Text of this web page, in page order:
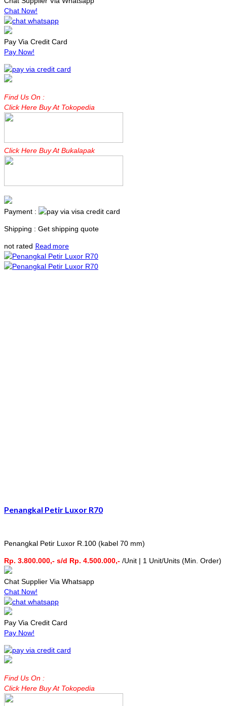
Chat Now!
Pay Via Credit Card
Pay Now!
Find Us On :
Click Here Buy At Tokopedia
Click Here Buy At Bukalapak
Payment :
Shipping : Get shipping quote
not rated Read more
Penangkal Petir Luxor R70
Penangkal Petir Luxor R.100 (kabel 70 mm)
Rp. 3.800.000,- s/d Rp. 4.500.000,- /Unit | 1 Unit/Units (Min. Order)
Chat Supplier Via Whatsapp
Chat Now!
Pay Via Credit Card
Pay Now!
Find Us On :
Click Here Buy At Tokopedia